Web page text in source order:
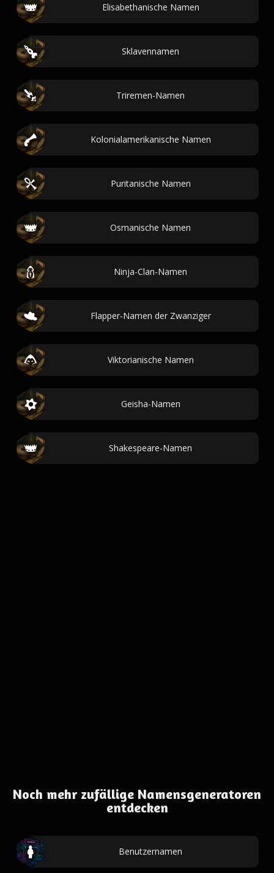
Elisabethanische Namen
Sklavennamen
Triremen-Namen
Kolonialamerikanische Namen
Puritanische Namen
Osmanische Namen
Ninja-Clan-Namen
Flapper-Namen der Zwanziger
Viktorianische Namen
Geisha-Namen
Shakespeare-Namen
Noch mehr zufällige Namensgeneratoren
entdecken
Benutzernamen